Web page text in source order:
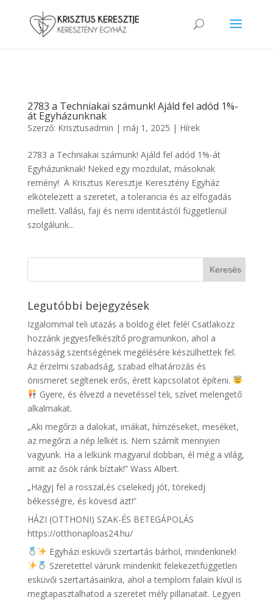
2783 a Techniakai számunk! Ajáld fel adód 1%-
át Egyházunknak
Szerző: Krisztusadmin | máj 1, 2025 | Hírek
2783 a Techniakai számunk! Ajáld fel adód 1%-át
Egyházunknak! Neked egy mozdulat, másoknak
remény! A Krisztus Keresztje Keresztény Egyház
elkötelezett a szeretet, a tolerancia és az elfogadás
mellett. Vallási, faji és nemi identitástól függetlenül
szolgálunk...
Legutóbbi bejegyzések
Izgalommal teli utazás a boldog élet felé! Csatlakozz
hozzánk jegyesfelkészítő programunkon, ahol a
házasság szentségének megélésére készülhettek fel.
Az érzelmi szabadság, szabad elhatározás és
önismeret segítenek erős, érett kapcsolatot építeni.
Gyere, és élvezd a nevetéssel teli, szívet melengető
alkalmakat.
„Aki megőrzi a dalokat, imákat, hímzéseket, meséket,
az megőrzi a nép lelkét is. Nem számít mennyien
vagyunk. Ha a lelkünk magyarul dobban, él még a világ,
amit az ősök ránk bíztak!” Wass Albert.
„Hagyj fel a rosszal,és cselekedj jót, törekedj
békességre, és kövesd azt!”
HÁZI (OTTHONI) SZAK-ÉS BETEGÁPOLÁS
https://otthonaploas24.hu/
Egyházi esküvői szertartás bárhol, mindenkinek!
Szeretettel várunk mindenkit felekezetfüggetlen
esküvői szertartásainkra, ahol a templom falain kívül is
megtapasztalhatod a szeretet mély pillanatait. Legyen